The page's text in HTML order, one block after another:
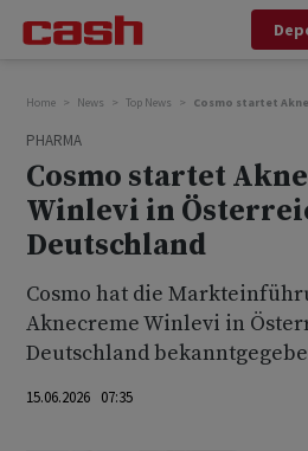
Home News Top News Cosmo startet
PHARMA
Cosmo startet
Winlevi in
Deutschland
Cosmo hat die
Aknecreme Winlevi in
Deutschland
15.06.2026 07:35